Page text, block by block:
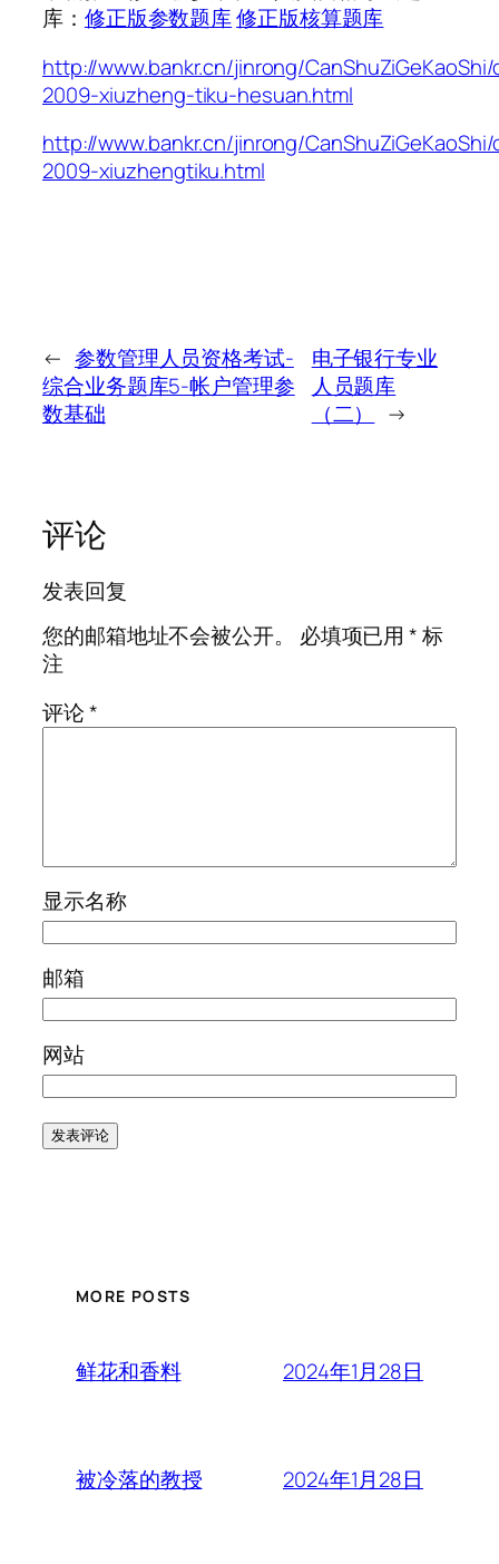
库： 修正版参数题库修正版核算题库
http://www.bankr.cn/jinrong/
2009-xiuzheng-tiku-hesuan.html
http://www.bankr.cn/jinrong/
2009-xiuzhengtiku.html
← 参数管理人员资格考试-
综合业务题库5-帐户管理参
数基础
电子银行专业
人员题库
（二）
→
评论
发表回复
您的邮箱地址不会被公开。
必填项已用*标
注
评论*
显示名称
邮箱
网站
MORE POSTS
鲜花和香料 2024年1月28日
被冷落的教授 2024年1月28日